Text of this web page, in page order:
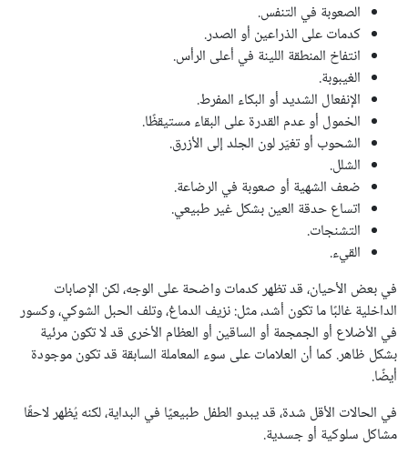
الصعوبة في التنفس.
كدمات على الذراعين أو الصدر.
انتفاخ المنطقة اللينة في أعلى الرأس.
الغيبوبة.
الإنفعال الشديد أو البكاء المفرط.
الخمول أو عدم القدرة على البقاء مستيقظًا.
الشحوب أو تغيّر لون الجلد إلى الأزرق.
الشلل.
ضعف الشهية أو صعوبة في الرضاعة.
اتساع حدقة العين بشكل غير طبيعي.
التشنجات.
القيء.
في بعض الأحيان، قد تظهر كدمات واضحة على الوجه، لكن الإصابات
الداخلية غالبًا ما تكون أشد، مثل: نزيف الدماغ، وتلف الحبل الشوكي، وكسور
في الأضلاع أو الجمجمة أو الساقين أو العظام الأخرى قد لا تكون مرئية
بشكل ظاهر. كما أن العلامات على سوء المعاملة السابقة قد تكون موجودة
أيضًا.
في الحالات الأقل شدة، قد يبدو الطفل طبيعيًا في البداية، لكنه يُظهر لاحقًا
مشاكل سلوكية أو جسدية.